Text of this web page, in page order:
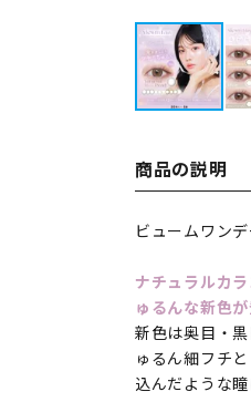
商品の説明
ビュームワン
ナチュラルカ
ゅるんな新色が
新色は奥目・
ゅるん細フチ
込んだような瞳